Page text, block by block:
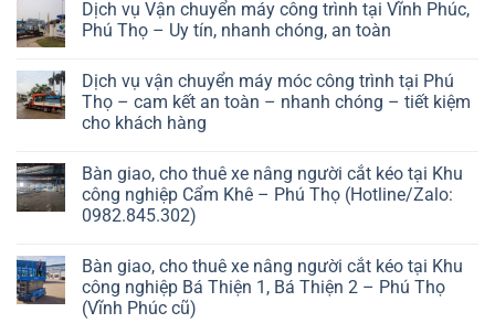
Dịch vụ Vận chuyển máy công trình tại Vĩnh Phúc,
Phú Thọ – Uy tín, nhanh chóng, an toàn
Dịch vụ vận chuyển máy móc công trình tại Phú
Thọ – cam kết an toàn – nhanh chóng – tiết kiệm
cho khách hàng
Bàn giao, cho thuê xe nâng người cắt kéo tại Khu
công nghiệp Cẩm Khê – Phú Thọ (Hotline/Zalo:
0982.845.302)
Bàn giao, cho thuê xe nâng người cắt kéo tại Khu
công nghiệp Bá Thiện 1, Bá Thiện 2 – Phú Thọ
(Vĩnh Phúc cũ)